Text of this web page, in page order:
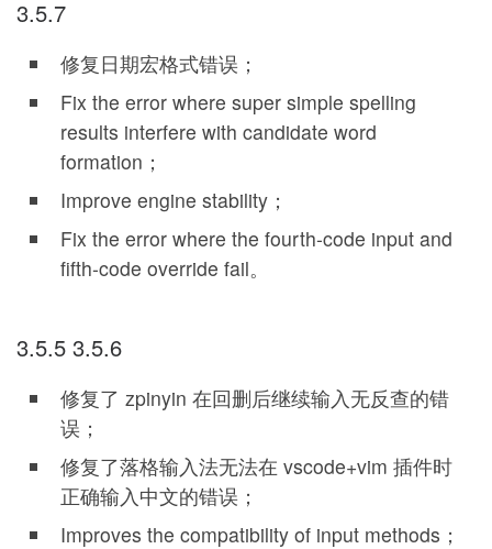
3.5.7
修复日期宏格式错误；
Fix the error where super simple spelling
results interfere with candidate word
formation；
Improve engine stability；
Fix the error where the fourth-code input and
fifth-code override fail。
3.5.5 3.5.6
修复了 zpinyin 在回删后继续输入无反查的错
误；
修复了落格输入法无法在 vscode+vim 插件时
正确输入中文的错误；
Improves the compatibility of input methods；